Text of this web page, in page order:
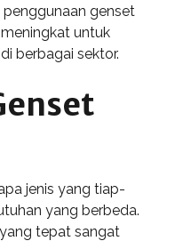
penggunaan genset
untuk
berbagai sektor.
jenis yang tiap-
yang berbeda.
tepat sangat